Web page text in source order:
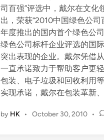
d
i
n
司百强”评选中，戴尔在文
出，荣获“2010中国绿色公
年度推出的国内首个绿色公
绿色公司标杆企业评选的国
突出表现的企业。戴尔凭借
一直承诺致力于帮助客户更
包装、电子垃圾和回收利用
实现承诺，戴尔在包装革新
by HK • October 30, 2010 •